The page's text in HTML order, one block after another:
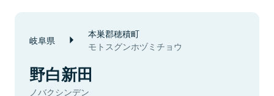
岐阜県 本巣郡穂積町
モトスグンホヅミチョウ
野白新田
ノバクシンデン